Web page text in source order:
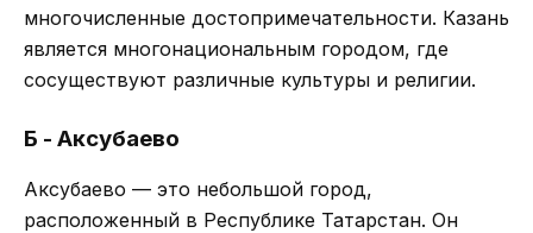
многочисленные достопримечательности. Казань
является многонациональным городом, где
сосуществуют различные культуры и религии.
Б - Аксубаево
Аксубаево — это небольшой город,
расположенный в Республике Татарстан. Он